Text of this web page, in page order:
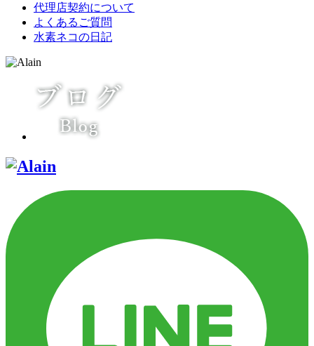
代理店契約について
よくあるご質問
水素ネコの日記